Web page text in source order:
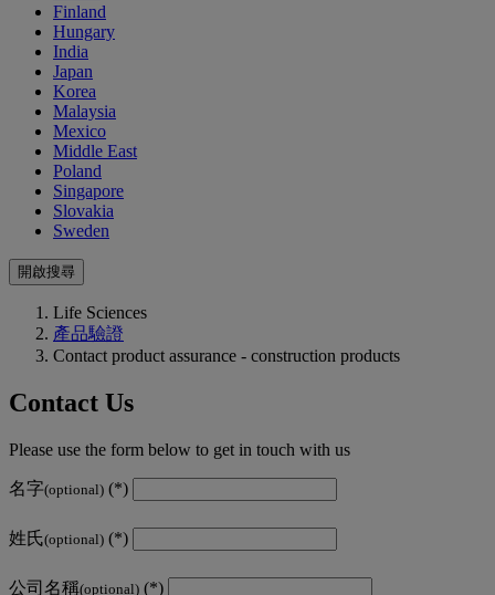
Finland
Hungary
India
Japan
Korea
Malaysia
Mexico
Middle East
Poland
Singapore
Slovakia
Sweden
開啟搜尋
Life Sciences
產品驗證
Contact product assurance - construction products
Contact Us
Please use the form below to get in touch with us
名字(optional)
姓氏(optional)
公司名稱(optional)